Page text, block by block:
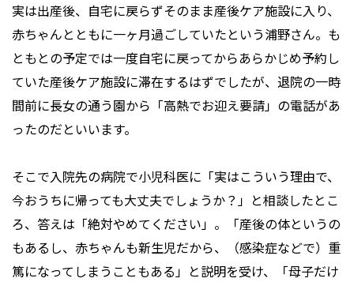
実は出産後、自宅に戻らずそのまま産後ケア施設に入り、
赤ちゃんとともに一ヶ月過ごしていたという浦野さん。も
ともとの予定では一度自宅に戻ってからあらかじめ予約し
ていた産後ケア施設に滞在するはずでしたが、退院の一時
間前に長女の通う園から「高熱でお迎え要請」の電話があ
ったのだといいます。
そこで入院先の病院で小児科医に「実はこういう理由で、
今おうちに帰っても大丈夫でしょうか？」と相談したとこ
ろ、答えは「絶対やめてください」。「産後の体というの
もあるし、赤ちゃんも新生児だから、（感染症などで）重
篤になってしまうこともある」と説明を受け、「母子だけ